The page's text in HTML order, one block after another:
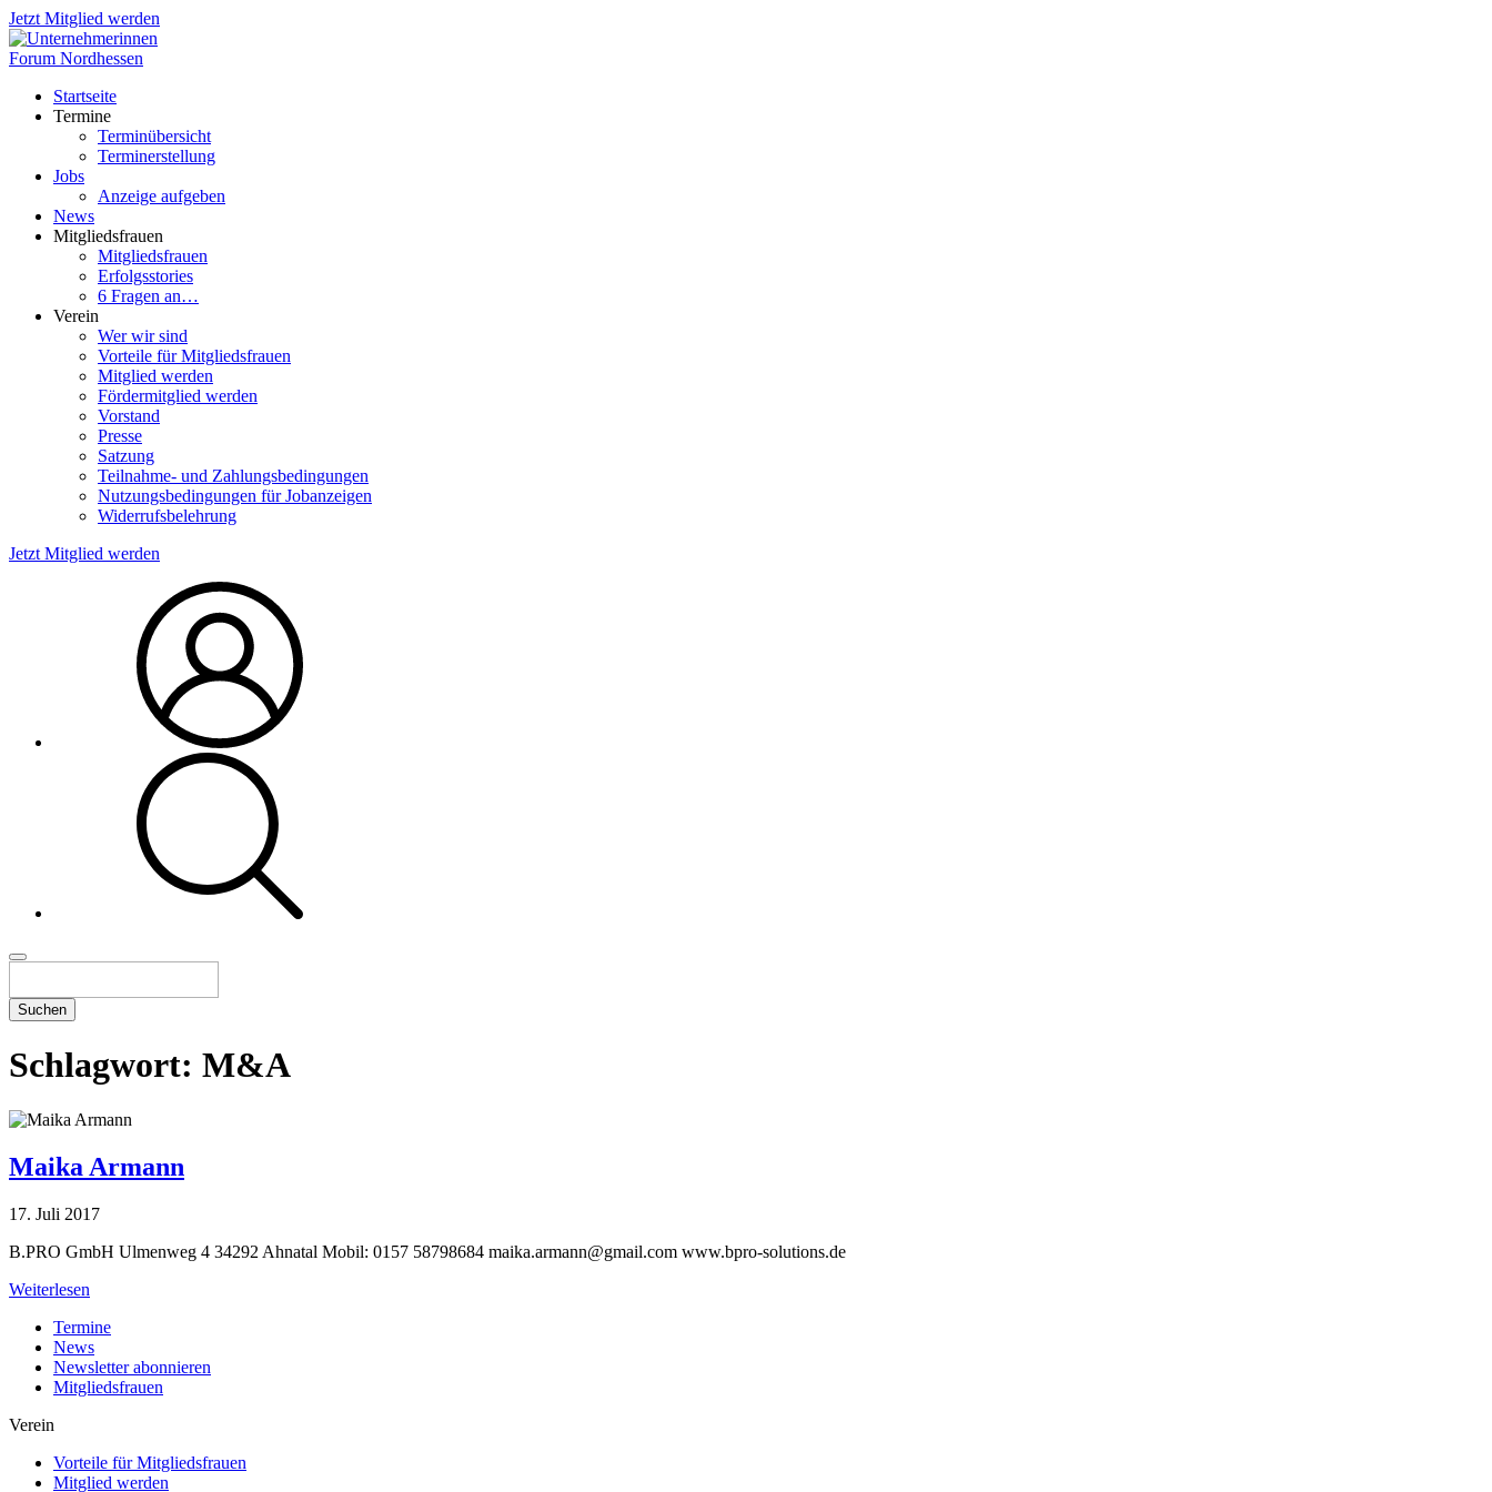
Jetzt Mitglied werden
Startseite
Termine
Terminübersicht
Terminerstellung
Jobs
Anzeige aufgeben
News
Mitgliedsfrauen
Mitgliedsfrauen
Erfolgsstories
6 Fragen an…
Verein
Wer wir sind
Vorteile für Mitgliedsfrauen
Mitglied werden
Fördermitglied werden
Vorstand
Presse
Satzung
Teilnahme- und Zahlungsbedingungen
Nutzungsbedingungen für Jobanzeigen
Widerrufsbelehrung
Jetzt Mitglied werden
Suchen
Schlagwort: M&A
Maika Armann
17. Juli 2017
B.PRO GmbH Ulmenweg 4 34292 Ahnatal Mobil: 0157 58798684 maika.armann@gmail.com www.bpro-solutions.de
Weiterlesen
Termine
News
Newsletter abonnieren
Mitgliedsfrauen
Verein
Vorteile für Mitgliedsfrauen
Mitglied werden